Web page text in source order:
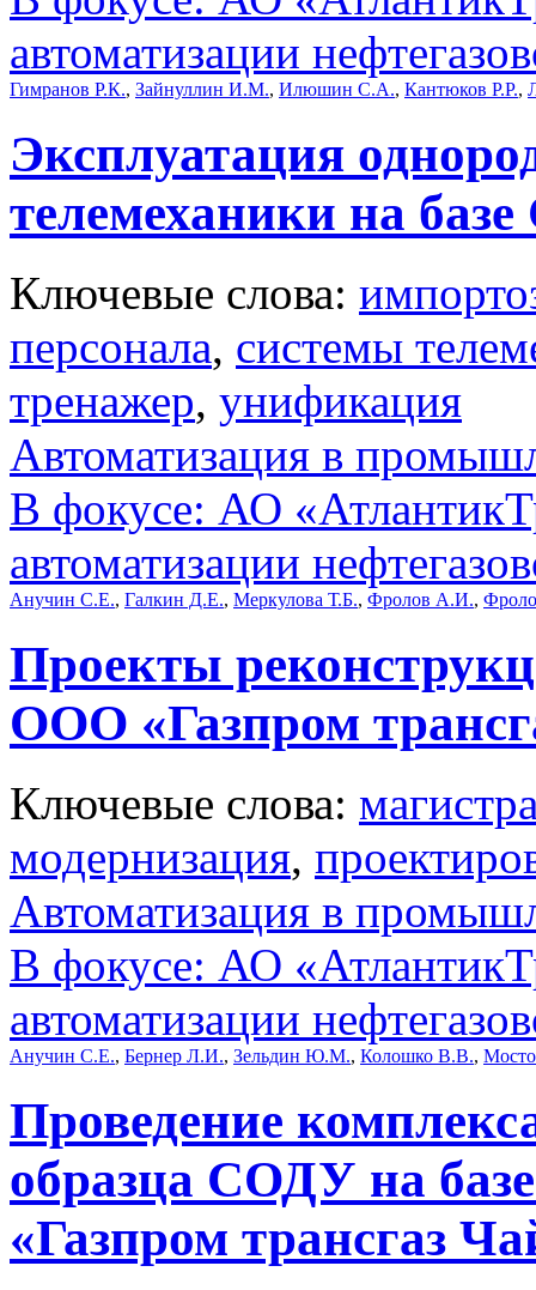
автоматизации
Гимранов Р.К., Зайнуллин И.М., Илюшин С.А., Кантюков Р.Р.,
Эксплуатация
телемеханики на
Ключевые слова:
персонала, системы
тренажер, унификация
Автоматизация в
В фокусе: АО
автоматизации
Анучин С.Е., Галкин Д.Е., Меркулова Т.Б., Фролов А.И.,
Проекты
ООО «Газпром
Ключевые слова:
модернизация,
Автоматизация в
В фокусе: АО
автоматизации
Анучин С.Е., Бернер Л.И., Зельдин Ю.М., Колошко В.В.,
Проведение
образца СОДУ на
«Газпром трансгаз